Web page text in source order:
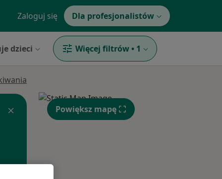
Zaloguj się Dla profesjonalistów
dzieci Więcej filtrów • 1
Powiększ mapę